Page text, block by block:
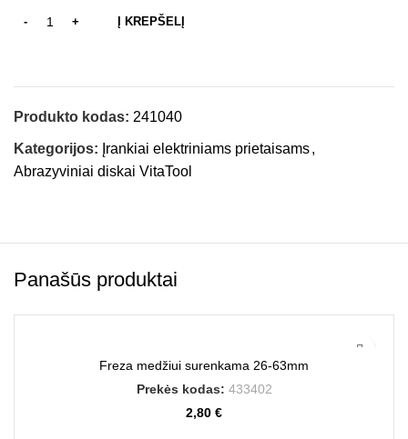
Į KREPŠELĮ
Produkto kodas: 241040
Kategorijos: Įrankiai elektriniams prietaisams,
Abrazyviniai diskai VitaTool
Panašūs produktai
Freza medžiui surenkama 26-63mm
Prekės kodas: 433402
2,80 €